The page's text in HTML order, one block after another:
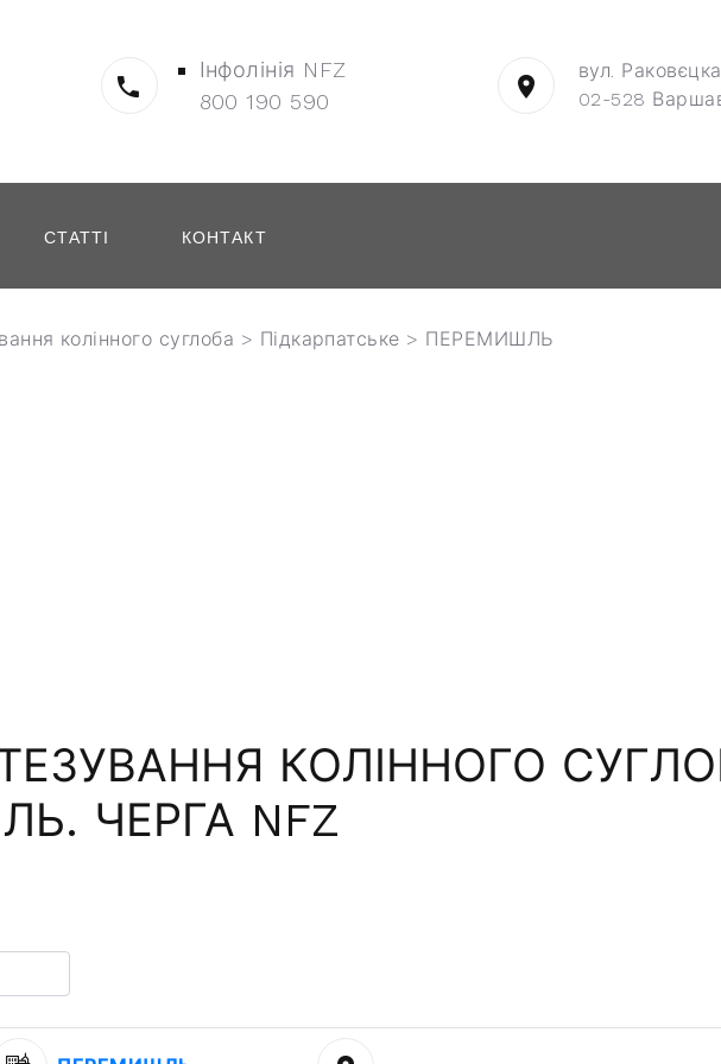
Інфолінія NFZ
800 190 590
вул.
02-528
СТАТТІ КОНТАКТ
колінного суглоба > Підкарпатське > ПЕРЕМИШЛЬ
КОЛІННОГО
ЧЕРГА NFZ